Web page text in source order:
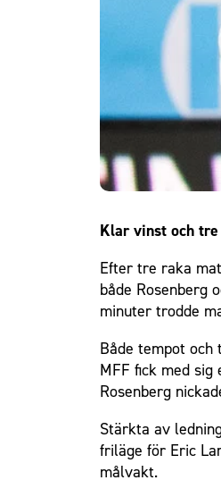
Om Malmö FF
Klar vinst och
Efter tre raka
både Rosenberg
minuter trodde
Både tempot och
MFF fick med
Rosenberg
Stärkta av
friläge för Eric
målvakt.